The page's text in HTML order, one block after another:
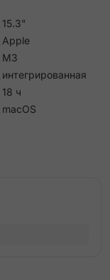
15.3"
Apple
M3
интегрированная
18 ч
macOS